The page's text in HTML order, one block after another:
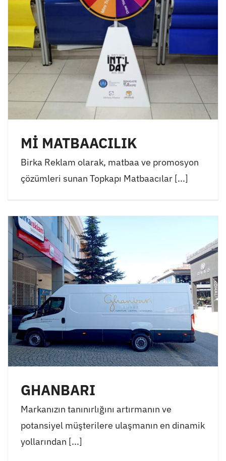
Mİ MATBAACILIK
Birka Reklam olarak, matbaa ve promosyon
çözümleri sunan Topkapı Matbaacılar [...]
GHANBARI
Markanızın tanınırlığını artırmanın ve
potansiyel müşterilere ulaşmanın en dinamik
yollarından [...]